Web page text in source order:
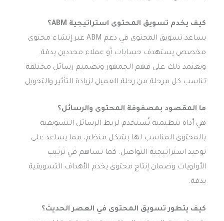
كيف يخدم تسويق المحتوى استراتيجية ABM؟
يساعد تسويق المحتوى في دعم ABM عبر إنشاء محتوى
مخصص يستهدف حسابات أو عملاء محددين بدقة.
ويعتمد ذلك على فهم الجمهور وتصميم رسائل مختلفة
تناسب كل مرحلة من رحلة العميل لزيادة التأثير والتحويل.
ما المقصود بمصفوفة المحتوى والرسائل؟
هي أداة تنظيمية تُستخدم لربط الرسائل التسويقية
بالمحتوى المناسب لها بشكل منظم، مما يساعد على
توحيد استراتيجية التواصل. كما تساهم في ترتيب
الأولويات وضمان إنتاج محتوى يخدم الأهداف التسويقية
بدقة.
كيف يتطور تسويق المحتوى في العصر الحديث؟